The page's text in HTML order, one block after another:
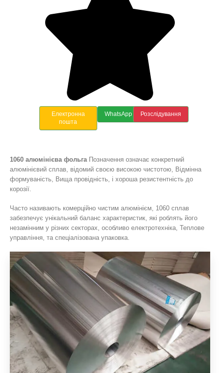
Електронна
пошта
WhatsApp Розслідування
1060 алюмінієва фольга Позначення означає конкретний
алюмінієвий сплав, відомий своєю високою чистотою, Відмінна
формуваність, Вища провідність, і хороша резистентність до
корозії.
Часто називають комерційно чистим алюмінієм, 1060 сплав
забезпечує унікальний баланс характеристик, які роблять його
незамінним у різних секторах, особливо електротехніка, Теплове
управління, та спеціалізована упаковка.